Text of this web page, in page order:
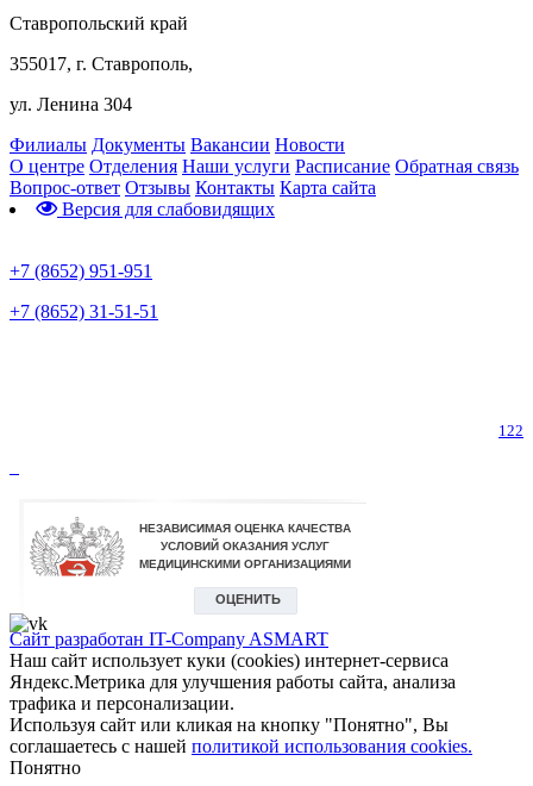
Ставропольский край
355017, г. Ставрополь,
ул. Ленина 304
Филиалы Документы Вакансии Новости
О центре Отделения Наши услуги Расписание Обратная связь
Вопрос-ответ Отзывы Контакты Карта сайта
Версия для слабовидящих
+7 (8652) 951-951
+7 (8652) 31-51-51
122
Сайт разработан IT-Company ASMART
Наш сайт использует куки (cookies) интернет-сервиса
Яндекс.Метрика для улучшения работы сайта, анализа
трафика и персонализации.
Используя сайт или кликая на кнопку "Понятно", Вы
соглашаетесь с нашей политикой использования cookies.
Понятно